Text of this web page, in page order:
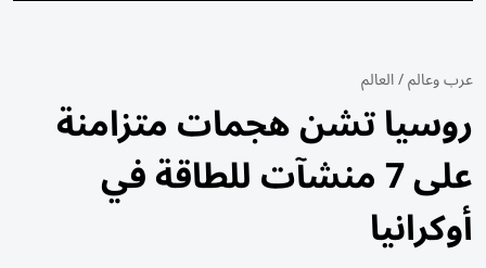
عرب وعالم/العالم
روسيا تشن هجمات متزامنة
على 7 منشآت للطاقة في
أوكرانيا